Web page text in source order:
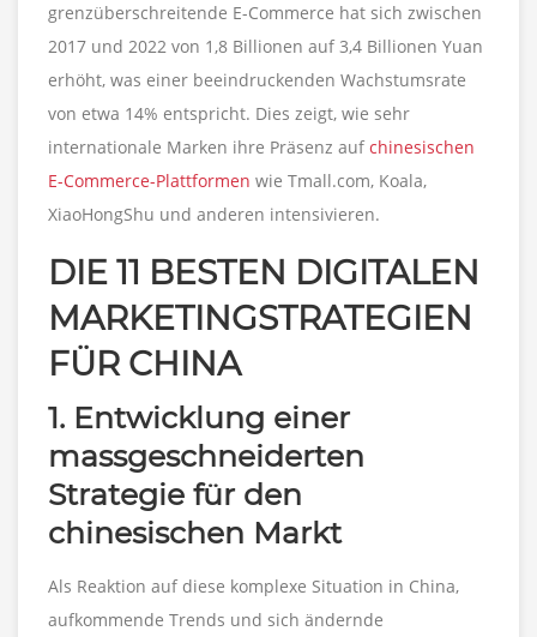
grenzüberschreitende E-Commerce hat sich zwischen
2017 und 2022 von 1,8 Billionen auf 3,4 Billionen Yuan
erhöht, was einer beeindruckenden Wachstumsrate
von etwa 14% entspricht. Dies zeigt, wie sehr
internationale Marken ihre Präsenz aufchinesischen
E-Commerce-Plattformen wie Tmall.com, Koala,
XiaoHongShu und anderen intensivieren.
DIE 11 BESTEN DIGITALEN
MARKETINGSTRATEGIEN
FÜR CHINA
1. Entwicklung einer
massgeschneiderten
Strategie für den
chinesischen Markt
Als Reaktion auf diese komplexe Situation in China,
aufkommende Trends und sich ändernde